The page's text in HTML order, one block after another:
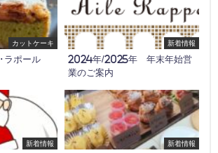
カットケーキ
ラポール
新着情報
2024年/2025年 年末年始営
業のご案内
新着情報 新着情報